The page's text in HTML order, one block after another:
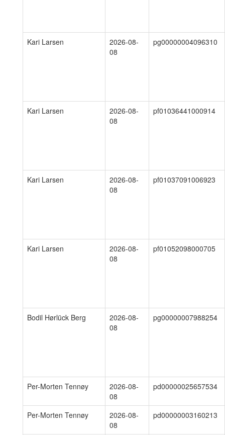
Kari Larsen
2026-08-
08
pg00000004096310
Kari Larsen
2026-08-
08
pf01036441000914
Kari Larsen
2026-08-
08
pf01037091006923
Kari Larsen
2026-08-
08
pf01052098000705
Bodil Hørlück Berg
2026-08-
08
pg00000007988254
Per-Morten Tennøy
2026-08-
08
pd00000025657534
Per-Morten Tennøy
2026-08-
08
pd00000003160213